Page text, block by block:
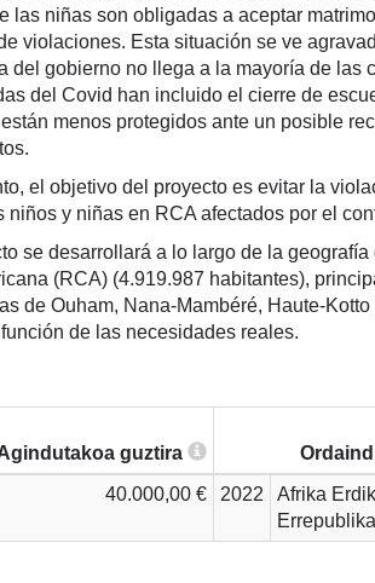
las niñas son obligadas a aceptar
violaciones. Esta situación se ve
del gobierno no llega a la mayoría de las
del Covid han incluido el cierre de
menos protegidos ante un posible
el objetivo del proyecto es evitar la
niños y niñas en RCA afectados por el
se desarrollará a lo largo de la
(RCA) (4.919.987 habitantes),
de Ouham, Nana-Mambéré, Haute-
de las necesidades reales.
guztira
40.000,00 € 2022
Afrika
Errepublika